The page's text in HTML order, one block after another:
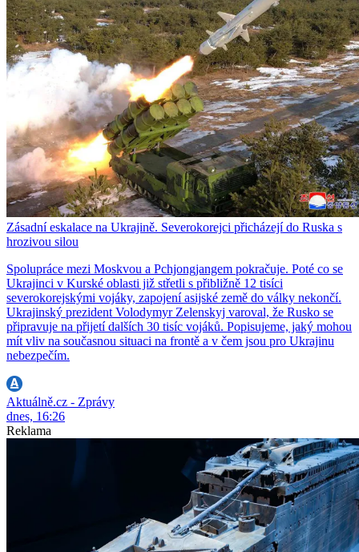
Zásadní eskalace na Ukrajině. Severokorejci přicházejí do Ruska s
hrozivou silou
Spolupráce mezi Moskvou a Pchjongjangem pokračuje. Poté co se
Ukrajinci v Kurské oblasti již střetli s přibližně 12 tisíci
severokorejskými vojáky, zapojení asijské země do války nekončí.
Ukrajinský prezident Volodymyr Zelenskyj varoval, že Rusko se
připravuje na přijetí dalších 30 tisíc vojáků. Popisujeme, jaký mohou
mít vliv na současnou situaci na frontě a v čem jsou pro Ukrajinu
nebezpečím.
Aktuálně.cz - Zprávy
dnes, 16:26
Reklama